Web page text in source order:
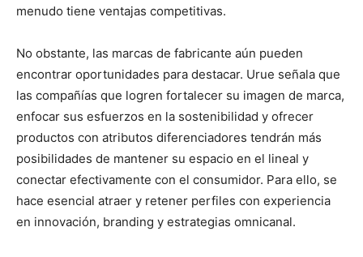
menudo tiene ventajas competitivas.
No obstante, las marcas de fabricante aún pueden
encontrar oportunidades para destacar. Urue señala que
las compañías que logren fortalecer su imagen de marca,
enfocar sus esfuerzos en la sostenibilidad y ofrecer
productos con atributos diferenciadores tendrán más
posibilidades de mantener su espacio en el lineal y
conectar efectivamente con el consumidor. Para ello, se
hace esencial atraer y retener perfiles con experiencia
en innovación, branding y estrategias omnicanal.